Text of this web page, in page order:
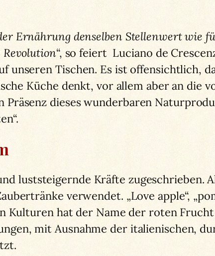
Ernährung denselben Stellenwert wie
Revolution“, so feiert Luciano de
unseren Tischen. Es ist offensichtlich,
Küche denkt, vor allem aber an die
Präsenz dieses wunderbaren
luststeigernde Kräfte zugeschrieben.
verwendet. „Love apple“,
Kulturen hat der Name der roten
mit Ausnahme der italienischen,